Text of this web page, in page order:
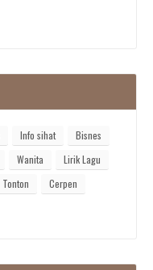
Info sihat
Bisnes
Wanita
Lirik Lagu
Tonton
Cerpen